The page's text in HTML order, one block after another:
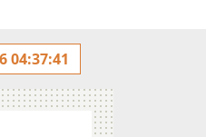
Parlamentaria previa a la
04:37:41